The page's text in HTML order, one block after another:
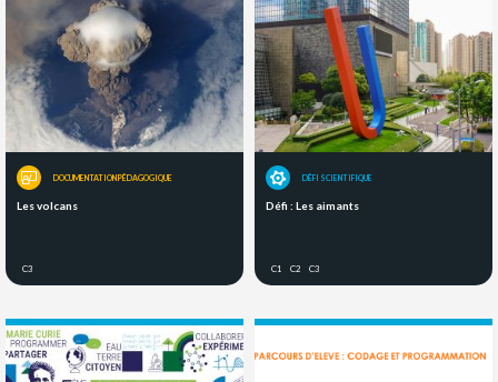
DOCUMENTATION PÉDAGOGIQUE
Les volcans
C3
DÉFI SCIENTIFIQUE
Défi : Les aimants
C1 C2 C3